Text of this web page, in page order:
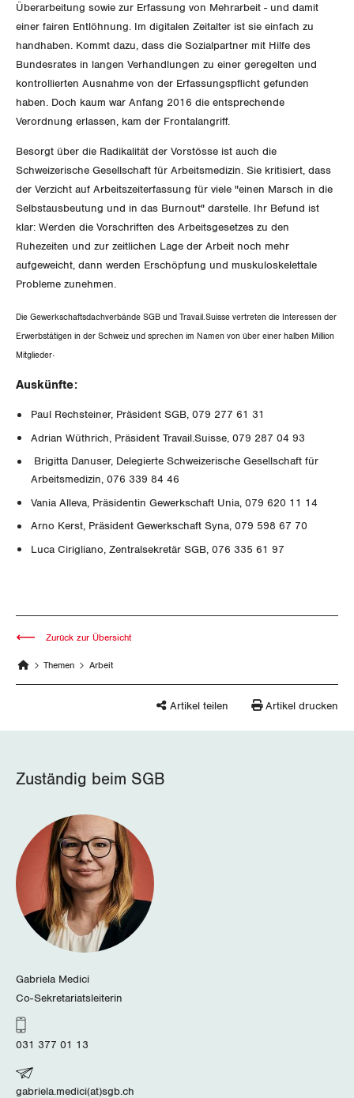
Neuenburg
Nidwalden
Obwalden
Schaffhausen
St. Gallen-Appenzell
Uri
Wallis
Überarbeitung sowie zur Erfassung von Mehrarbeit - und damit
einer fairen Entlöhnung. Im digitalen Zeitalter ist sie einfach zu
handhaben. Kommt dazu, dass die Sozialpartner mit Hilfe des
Bundesrates in langen Verhandlungen zu einer geregelten und
kontrollierten Ausnahme von der Erfassungspflicht gefunden
haben. Doch kaum war Anfang 2016 die entsprechende
Verordnung erlassen, kam der Frontalangriff.
Besorgt über die Radikalität der Vorstösse ist auch die
Schweizerische Gesellschaft für Arbeitsmedizin. Sie kritisiert, dass
der Verzicht auf Arbeitszeiterfassung für viele "einen Marsch in die
Selbstausbeutung und in das Burnout" darstelle. Ihr Befund ist
klar: Werden die Vorschriften des Arbeitsgesetzes zu den
Ruhezeiten und zur zeitlichen Lage der Arbeit noch mehr
aufgeweicht, dann werden Erschöpfung und muskuloskelettale
Probleme zunehmen.
Die Gewerkschaftsdachverbände SGB und Travail.Suisse vertreten die Interessen der
Erwerbstätigen in der Schweiz und sprechen im Namen von über einer halben Million
Mitglieder
Auskünfte:
Paul Rechsteiner, Präsident SGB, 079 277 61 31
Adrian Wüthrich, Präsident Travail.Suisse, 079 287 04 93
Brigitta Danuser, Delegierte Schweizerische Gesellschaft für
Arbeitsmedizin, 076 339 84 46
Vania Alleva, Präsidentin Gewerkschaft Unia, 079 620 11 14
Arno Kerst, Präsident Gewerkschaft Syna, 079 598 67 70
Luca Cirigliano, Zentralsekretär SGB, 076 335 61 97
Themen Arbeit
Zurück zur Übersicht
Artikel teilen Artikel drucken
Zuständig beim SGB
Gabriela Medici
Co-Sekretariatsleiterin
031 377 01 13
gabriela.medici(at)sgb.ch